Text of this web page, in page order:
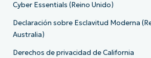
Cyber Essentials (Reino Unido)
Declaración sobre Esclavitud Moderna
Australia)
Derechos de privacidad de California